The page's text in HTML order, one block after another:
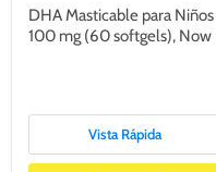
DHA Masticable para Niños
100 mg (60 softgels), Now
Vista Rápida